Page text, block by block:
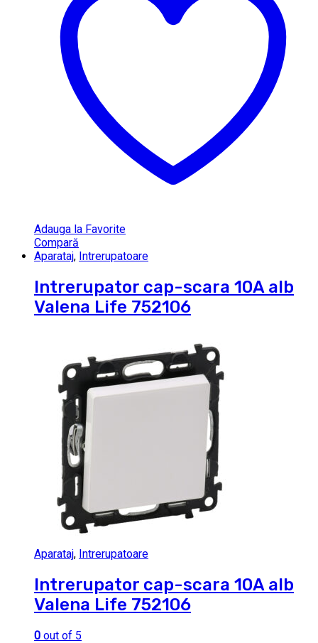
Adauga la Favorite
Compară
Aparataj, Intrerupatoare
Intrerupator cap-scara 10A alb
Valena Life 752106
Aparataj, Intrerupatoare
Intrerupator cap-scara 10A alb
Valena Life 752106
0 out of 5